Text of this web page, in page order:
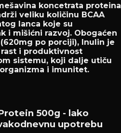
koncetrata proteina
veliku količinu BCAA
lanca koje su
i mišićni razvoj. Obogaćen
po porciji), Inulin je
i produktivnost
sistemu, koji dalje utiču
i imunitet.
500g - lako
upotrebu